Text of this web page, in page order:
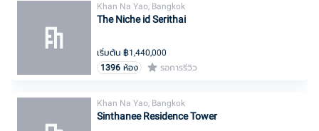
Khan Na Yao, Bangkok
The Niche id Serithai
เริ่มต้น ฿1,440,000
1396 ห้อง รอการรีวิว
Khan Na Yao, Bangkok
Sinthanee Residence Tower